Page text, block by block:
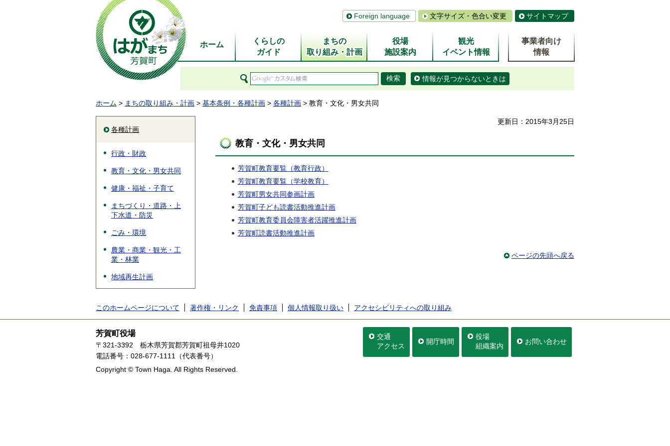
Foreign language 文字サイズ・色合い変更 サイトマップ
ホーム
くらしの
ガイド
まちの
取り組み・計画
役場
施設案内
観光
イベント情報
事業者向け
情報
情報が見つからないときは
ホーム > まちの取り組み・計画 > 基本条例・各種計画 > 各種計画 > 教育・文化・男女共同
各種計画
行政・財政
教育・文化・男女共同
健康・福祉・子育て
まちづくり・道路・上
下水道・防災
ごみ・環境
農業・商業・観光・工
業・林業
地域再生計画
更新日：2015年3月25日
教育・文化・男女共同
芳賀町教育要覧（教育行政）
芳賀町教育要覧（学校教育）
芳賀町男女共同参画計画
芳賀町子ども読書活動推進計画
芳賀町教育委員会障害者活躍推進計画
芳賀町読書活動推進計画
ページの先頭へ戻る
このホームページについて 著作権・リンク 免責事項 個人情報取り扱い アクセシビリティへの取り組み
芳賀町役場
〒321-3392
栃木県芳賀郡芳賀町祖母井1020
電話番号：028-677-1111（代表番号）
交通
アクセス
開庁時間
役場
組織案内
お問い合わせ
Copyright © Town Haga. All Rights Reserved.